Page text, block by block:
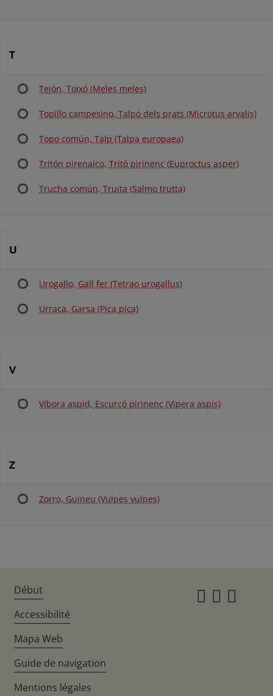
T
Tejón, Toixó (Meles meles)
Topillo campesino, Talpó dels prats (Microtus arvalis)
Topo común, Talp (Talpa europaea)
Tritón pirenaico, Tritó pirinenc (Euproctus asper)
Trucha común, Truita (Salmo trutta)
U
Urogallo, Gall fer (Tetrao urogallus)
Urraca, Garsa (Pica pica)
V
Víbora aspid, Escurçó pirinenc (Vipera aspis)
Z
Zorro, Guineu (Vulpes vulpes)
Début
Accessibilité
Mapa Web
Guide de navigation
Mentions légales